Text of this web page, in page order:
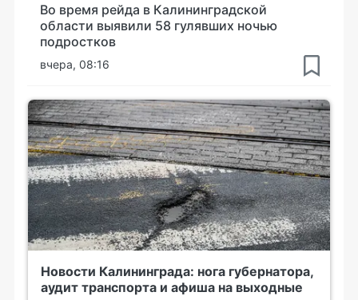
Во время рейда в Калининградской
области выявили 58 гулявших ночью
подростков
вчера, 08:16
Новости Калининграда: нога губернатора,
аудит транспорта и афиша на выходные